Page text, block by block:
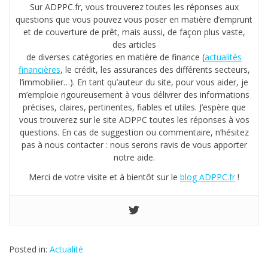
Sur ADPPC.fr, vous trouverez toutes les réponses aux
questions que vous pouvez vous poser en matière d’emprunt
et de couverture de prêt, mais aussi, de façon plus vaste,
des articles
de diverses catégories en matière de finance (actualités
financières, le crédit, les assurances des différents secteurs,
l’immobilier…). En tant qu’auteur du site, pour vous aider, je
m’emploie rigoureusement à vous délivrer des informations
précises, claires, pertinentes, fiables et utiles. J’espère que
vous trouverez sur le site ADPPC toutes les réponses à vos
questions. En cas de suggestion ou commentaire, n’hésitez
pas à nous contacter : nous serons ravis de vous apporter
notre aide.
Merci de votre visite et à bientôt sur le blog ADPPC.fr!
Posted in: Actualité